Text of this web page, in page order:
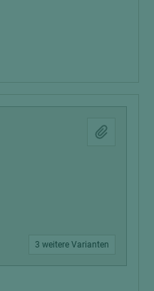
3 weitere Varianten